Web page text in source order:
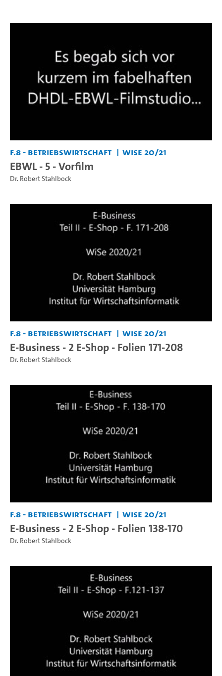
F.8 - Betriebswirtschaft WiSe 20/21
EBWL - 5 - Vorfilm
Dr. Robert Stahlbock
F.8 - Betriebswirtschaft WiSe 20/21
E-Business - 2 E-Shop - Folien 171-208
Dr. Robert Stahlbock
F.8 - Betriebswirtschaft WiSe 20/21
E-Business - 2 E-Shop - Folien 138-170
Dr. Robert Stahlbock